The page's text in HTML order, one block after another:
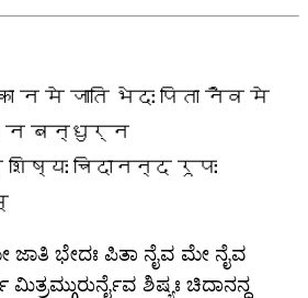
मे जाति भेदः पिता नैव मे
न बन्धुर्न
चिदानन्द रूपः
ಜಾತಿ ಭೇದಃ ಪಿತಾ ನೈವ ಮೇ ನೈವ
ಮಿತ್ರಮ್ಗುರುರ್ನೈವ ಶಿಷ್ಯಃ ಚಿದಾನನ್ದ